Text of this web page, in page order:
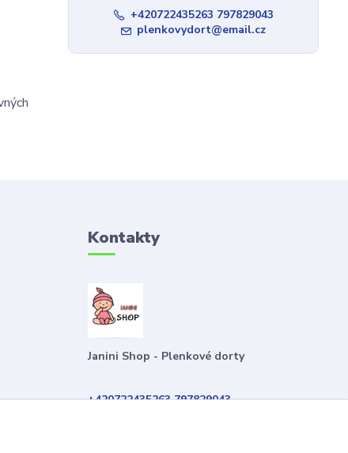
+420722435263 797829043
plenkovydort@email.cz
Kontakty
Janini Shop - Plenkové dorty
+420722435263 797829043